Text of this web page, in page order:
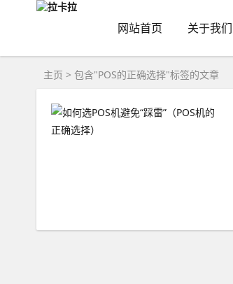
网站首页 关于我们
主页 > 包含"POS的正确选择"标签的文章